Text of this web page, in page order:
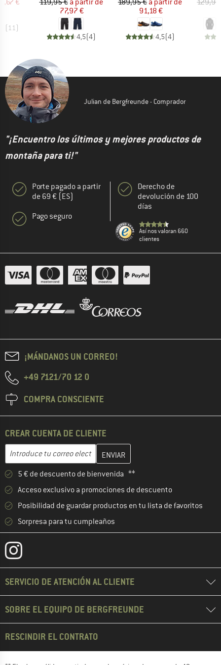
€
(11)
119,95 € a partir de
77,97 €
4,5(4)
189,95 € a partir de
91,18 €
4,5(4)
Julian de Bergfreunde - Comprador
"¡Encuentro los últimos y mejores productos de
montaña para ti!"
Porte pagado a partir
de 69 € (ES)
Pago seguro
Derecho de
devolución de 100
días
Así nos valoran 660
clientes
¡MÁNDANOS UN CORREO!
+49 7121/70 12 0
COMPRA CONSCIENTE
CREAR CUENTA DE CLIENTE
Dirección de correo electrónico
Introduce aquí tu dirección de correo electrónico y crea tu
5 € de descuento de bienvenida **
Acceso exclusivo a promociones de descuento
Posibilidad de guardar productos en tu lista de favoritos
Sorpresa para tu cumpleaños
SERVICIO DE ATENCIÓN AL CLIENTE
SOBRE EL EQUIPO DE BERGFREUNDE
RESCINDIR EL CONTRATO